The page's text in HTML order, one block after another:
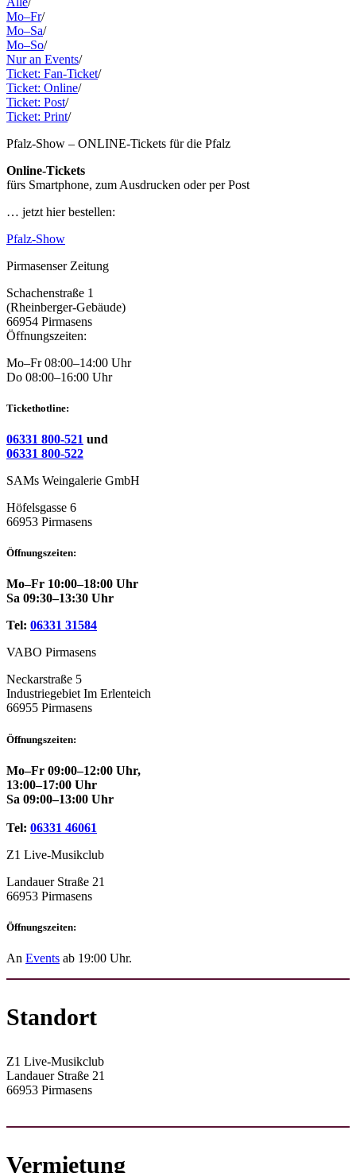
Mo–Fr/
Mo–Sa/
Mo–So/
Nur an Events/
Ticket: Fan-Ticket/
Ticket: Online/
Ticket: Post/
Ticket: Print/
Pfalz-Show – ONLINE-Tickets für die Pfalz
Online-Tickets
fürs Smartphone, zum Ausdrucken oder per Post
… jetzt hier bestellen:
Pfalz-Show
Pirmasenser Zeitung
Schachenstraße 1
(Rheinberger-Gebäude)
66954 Pirmasens
Öffnungszeiten:
Mo–Fr 08:00–14:00 Uhr
Do 08:00–16:00 Uhr
Tickethotline:
06331 800-521 und
06331 800-522
SAMs Weingalerie GmbH
Höfelsgasse 6
66953 Pirmasens
Öffnungszeiten:
Mo–Fr 10:00–18:00 Uhr
Sa 09:30–13:30 Uhr
Tel: 06331 31584
VABO Pirmasens
Neckarstraße 5
Industriegebiet Im Erlenteich
66955 Pirmasens
Öffnungszeiten:
Mo–Fr 09:00–12:00 Uhr,
13:00–17:00 Uhr
Sa 09:00–13:00 Uhr
Tel: 06331 46061
Z1 Live-Musikclub
Landauer Straße 21
66953 Pirmasens
Öffnungszeiten:
An Events ab 19:00 Uhr.
Standort
Z1 Live-Musikclub
Landauer Straße 21
66953 Pirmasens
Vermietung